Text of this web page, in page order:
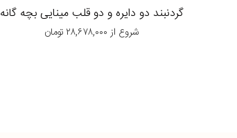
گردنبند دو دایره و دو قلب مینایی بچه گانه
شروع از ۲۸,۶۷۸,۰۰۰ تومان